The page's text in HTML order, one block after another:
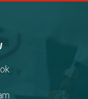
(opens
a(opens